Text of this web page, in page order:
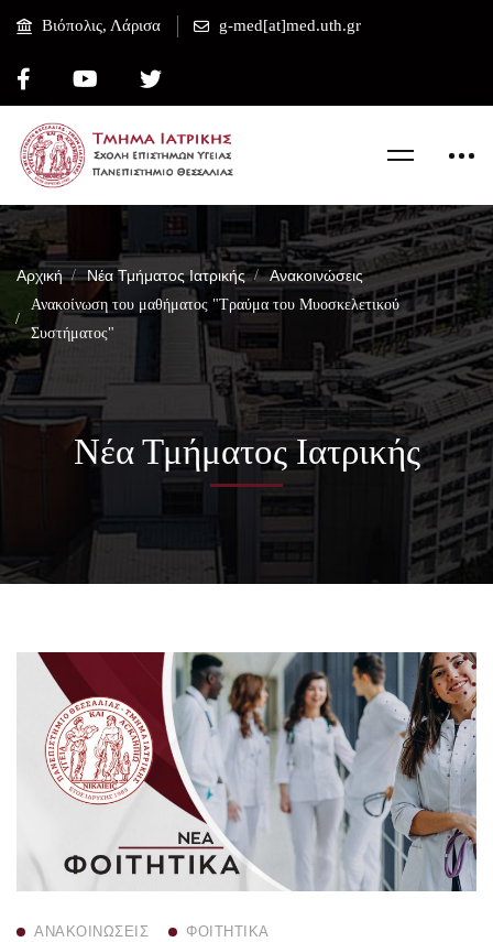
Βιόπολις, Λάρισα g-med[at]med.uth.gr
Αρχική Νέα Τμήματος Ιατρικής Ανακοινώσεις
Ανακοίνωση του μαθήματος "Τραύμα του Μυοσκελετικού
Συστήματος"
Νέα Τμήματος Ιατρικής
ΑΝΑΚΟΙΝΏΣΕΙΣ ΦΟΙΤΗΤΙΚΆ